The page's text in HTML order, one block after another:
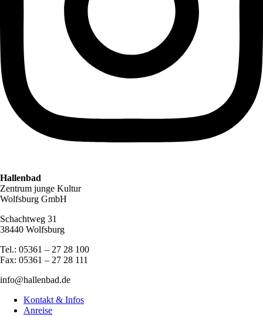
Hallenbad
Zentrum junge Kultur
Wolfsburg GmbH
Schachtweg 31
38440 Wolfsburg
Tel.: 05361 – 27 28 100
Fax: 05361 – 27 28 111
info@hallenbad.de
Kontakt & Infos
Anreise